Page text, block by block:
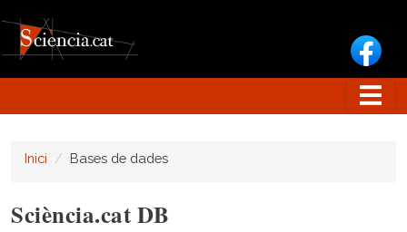
Inici Bases de dades
Sciència.cat DB